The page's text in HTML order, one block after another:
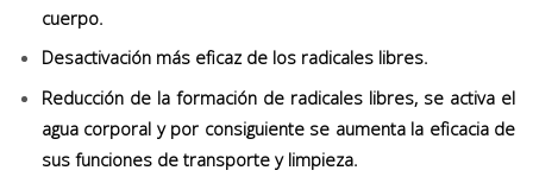
cuerpo.
Desactivación más eficaz de los radicales libres.
Reducción de la formación de radicales libres, se activa el
agua corporal y por consiguiente se aumenta la eficacia de
sus funciones de transporte y limpieza.